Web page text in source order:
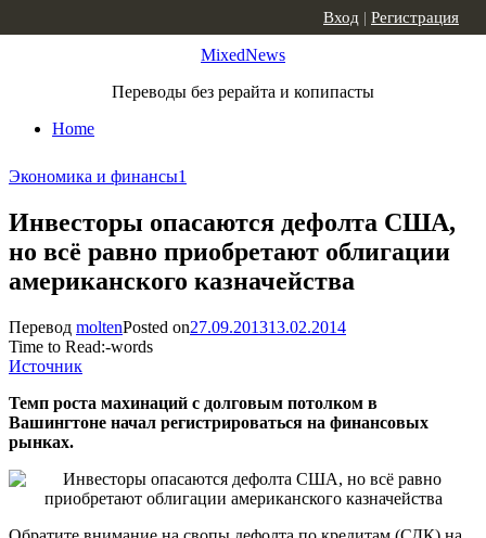
MixedNews
Переводы без рерайта и копипасты
Home
Вход | Регистрация
Экономика и финансы1
Инвесторы опасаются дефолта США,
но всё равно приобретают облигации
американского казначейства
Перевод moltenPosted on27.09.201313.02.2014
Time to Read:-words
Источник
Темп роста махинаций с долговым потолком в
Вашингтоне начал регистрироваться на финансовых
рынках.